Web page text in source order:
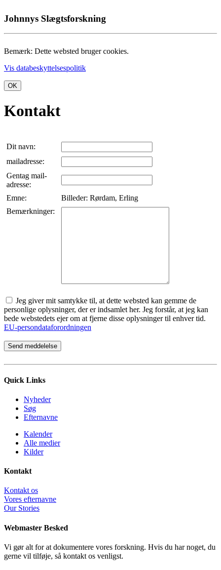
Johnnys Slægtsforskning
Bemærk: Dette websted bruger cookies.
Vis databeskyttelsespolitik
OK
Kontakt
Dit navn:
mailadresse:
Gentag mail-
adresse:
Emne:
Billeder: Rørdam, Erling
Bemærkninger:
Jeg giver mit samtykke til, at dette websted kan gemme de
personlige oplysninger, der er indsamlet her. Jeg forstår, at jeg kan
bede webstedets ejer om at fjerne disse oplysninger til enhver tid.
EU-persondataforordningen
Quick Links
Nyheder
Søg
Efternavne
Kalender
Alle medier
Kilder
Kontakt
Kontakt os
Vores efternavne
Our Stories
Webmaster Besked
Vi gør alt for at dokumentere vores forskning. Hvis du har noget, du
gerne vil tilføje, så kontakt os venligst.